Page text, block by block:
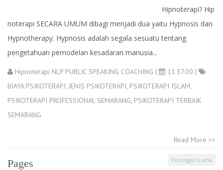
Hipnoterapi? Hip
noterapi SECARA UMUM dibagi menjadi dua yaitu Hypnosis dan
Hypnotherapy. Hypnosis adalah segala sesuatu tentang
pengetahuan pemodelan kesadaran manusia...
Hipnoterapi NLP PUBLIC SPEAKING COACHING |
11.37.00 |
BIAYA PSIKOTERAPI, JENIS PSIKOTERAPI, PSIKOTERAPI ISLAM,
PSIKOTERAPI PROFESSIONAL SEMARANG, PSIKOTERAPI TERBAIK
SEMARANG
Read More >>
Postingan Lama
Pages